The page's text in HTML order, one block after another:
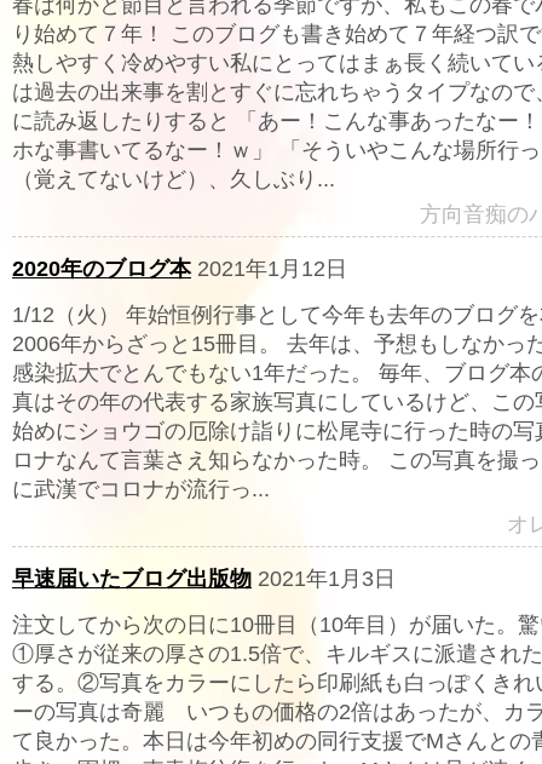
り始めて７年！ このブログも書き始めて７年経つ訳
熱しやすく冷めやすい私にとってはまぁ長く続いてい
は過去の出来事を割とすぐに忘れちゃうタイプなので
に読み返したりすると 「あー！こんな事あったなー
ホな事書いてるなー！ｗ」 「そういやこんな場所行
（覚えてないけど）、久しぶり...
方向音痴の
2020年のブログ本 2021年1月12日
1/12（火） 年始恒例行事として今年も去年のブログ
2006年からざっと15冊目。 去年は、予想もしなかっ
感染拡大でとんでもない1年だった。 毎年、ブログ本
真はその年の代表する家族写真にしているけど、この
始めにショウゴの厄除け詣りに松尾寺に行った時の写
ロナなんて言葉さえ知らなかった時。 この写真を撮
に武漢でコロナが流行っ...
オ
早速届いたブログ出版物 2021年1月3日
注文してから次の日に10冊目（10年目）が届いた。
①厚さが従来の厚さの1.5倍で、キルギスに派遣され
する。②写真をカラーにしたら印刷紙も白っぽくき
ーの写真は奇麗 いつもの価格の2倍はあったが、カ
て良かった。本日は今年初めの同行支援でMさんとの